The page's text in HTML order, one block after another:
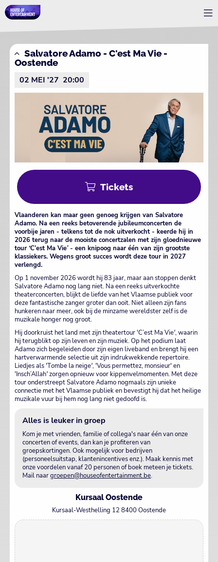
Salvatore Adamo - C'est Ma Vie -
Oostende
02 MEI '27 20:00
Tickets
Vlaanderen kan maar geen genoeg krijgen van Salvatore
Adamo. Na een reeks betoverende jubileumconcerten de
voorbije jaren - telkens tot de nok uitverkocht - keerde hij in
2026 terug naar de mooiste concertzalen met zijn gloednieuwe
tour ‘C’est Ma Vie’- een knipoog naar één van zijn grootste
klassiekers. Wegens groot succes wordt deze tour in 2027
verlengd.
Op 1 november 2026 wordt hij 83 jaar, maar aan stoppen denkt
Salvatore Adamo nog lang niet. Na een reeks uitverkochte
theaterconcerten, blijkt de liefde van het Vlaamse publiek voor
deze fantastische zanger groter dan ooit. Niet alleen zijn fans
hunkeren naar meer, ook bij de minzame wereldster zelf is de
muzikale honger nog groot.
Hij doorkruist het land met zijn theatertour 'C’est Ma Vie', waarin
hij terugblikt op zijn leven en zijn muziek. Op het podium laat
Adamo zich begeleiden door zijn eigen liveband en brengt hij een
hartverwarmende selectie uit zijn indrukwekkende repertoire.
Liedjes als 'Tombe la neige', 'Vous permettez, monsieur' en
'Insch’Allah'zorgen opnieuw voor kippenvelmomenten. Met deze
tour onderstreept Salvatore Adamo nogmaals zijn unieke
connectie met het Vlaamse publiek en bevestigt hij dat het heilige
muzikale vuur bij hem nog lang niet gedoofd is.
Alles is leuker in groep
Kom je met vrienden, familie of collega's naar één van onze
concerten of events, dan kan je profiteren van
groepskortingen. Ook mogelijk voor bedrijven
(personeelsuitstap, klantenincentives enz.). Maak kennis met
onze voordelen vanaf 20 personen of boek meteen je tickets.
Mail naargroepen@houseofentertainment.be.
Kursaal Oostende
Kursaal-Westhelling 12 8400 Oostende